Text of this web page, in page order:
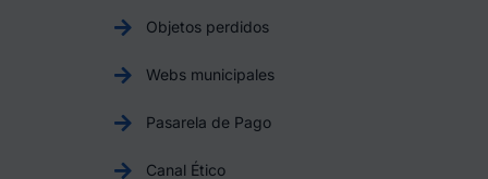
Objetos perdidos
Webs municipales
Pasarela de Pago
Canal Ético